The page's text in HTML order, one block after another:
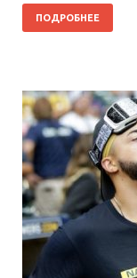
ПОДРОБНЕЕ